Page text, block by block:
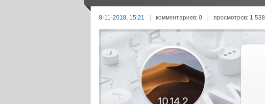
8-11-2018, 15:21 | комментариев: 0 | просмотров: 1 538